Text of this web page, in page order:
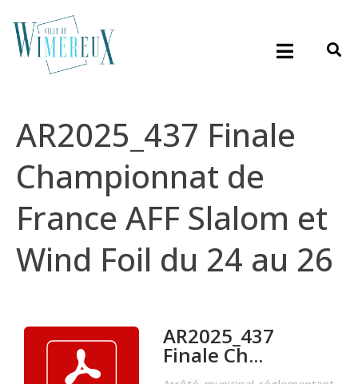
AR2025_437 Finale
Championnat de
France AFF Slalom et
Wind Foil du 24 au 26
AR2025_437
Finale Ch...